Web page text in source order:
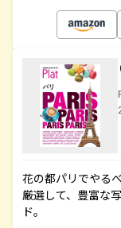
花の都パリでやる
厳選して、豊富な
ド。